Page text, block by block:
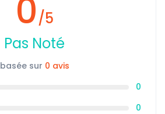
0/5
Pas Noté
basée sur 0 avis
0
0